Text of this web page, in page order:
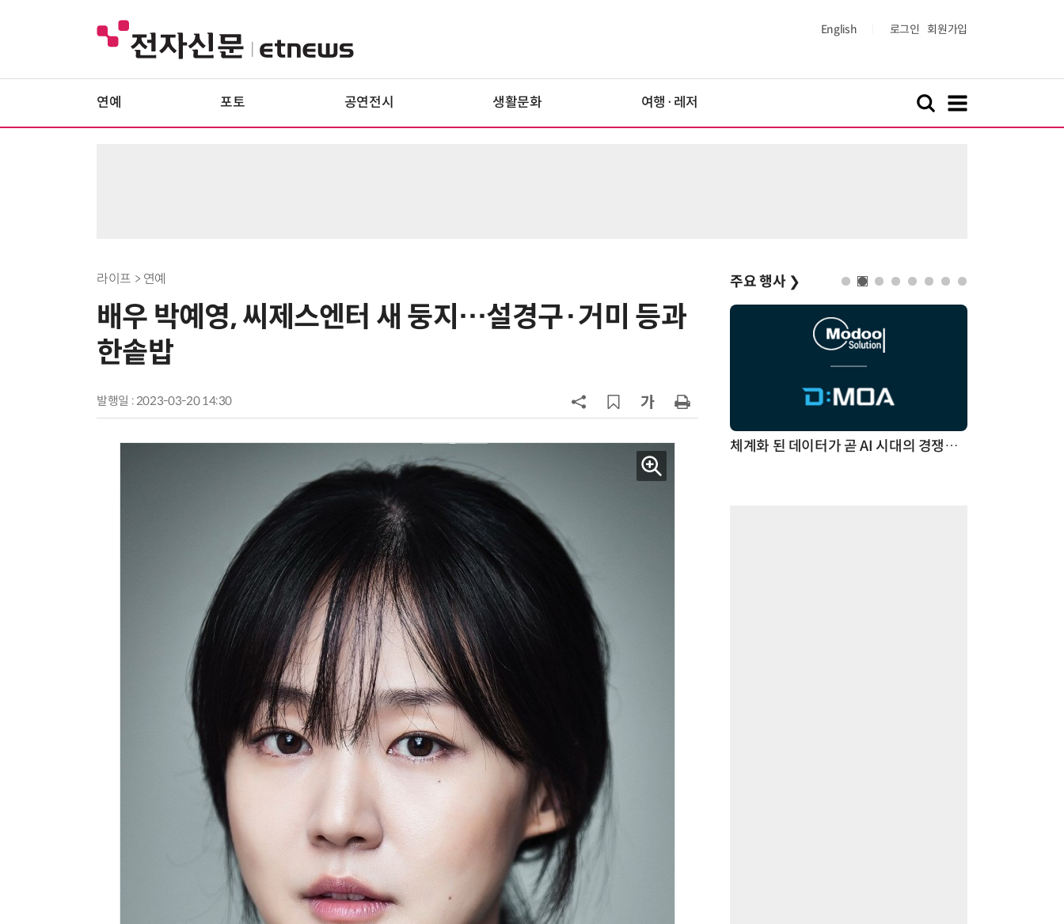
English 로그인 회원가입
연예 포토 공연전시 생활문화 여행·레저
라이프 > 연예
배우 박예영, 씨제스엔터 새 둥지…설경구·거미 등과
한솥밥
발행일 : 2023-03-20 14:30
주요 행사 ❯
AI Native Enterprise를 지원하는 AI Ready Data 플랫폼 활용 전략 체계화 된 데이터가 곧 AI 시대의 경쟁력이다